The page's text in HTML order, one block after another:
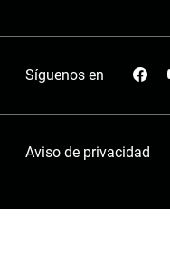
Síguenos en
Aviso de privacidad